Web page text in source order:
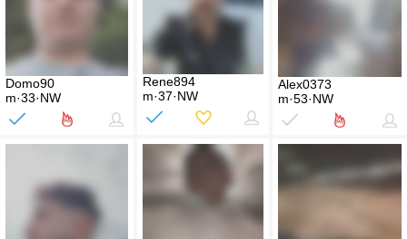
Domo90
m·33·NW
Rene894
m·37·NW
Alex0373
m·53·NW